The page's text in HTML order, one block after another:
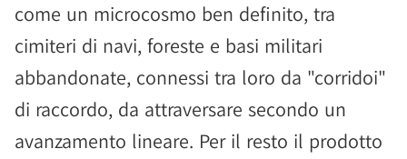
come un microcosmo ben definito, tra
cimiteri di navi, foreste e basi militari
abbandonate, connessi tra loro da "corridoi"
di raccordo, da attraversare secondo un
avanzamento lineare. Per il resto il prodotto